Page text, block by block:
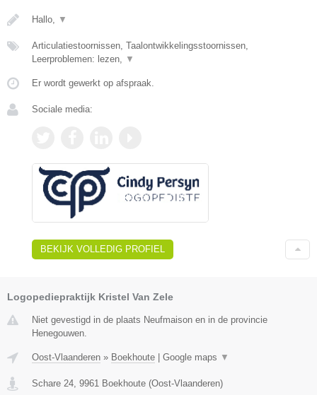
Hallo, ▼
Articulatiestoornissen, Taalontwikkelingsstoornissen,
Leerproblemen: lezen,
▼
Er wordt gewerkt op afspraak.
Sociale media:
BEKIJK VOLLEDIG PROFIEL
Logopediepraktijk Kristel Van Zele
Niet gevestigd in de plaats Neufmaison en in de provincie
Henegouwen.
Oost-Vlaanderen » Boekhoute Google maps ▼
Schare 24, 9961 Boekhoute (Oost-Vlaanderen)